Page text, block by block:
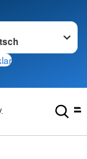
wechseln zu